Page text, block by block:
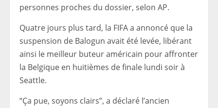
personnes proches du dossier, selon AP.
Quatre jours plus tard, la FIFA a annoncé que la
suspension de Balogun avait été levée, libérant
ainsi le meilleur buteur américain pour affronter
la Belgique en huitièmes de finale lundi soir à
Seattle.
“Ça pue, soyons clairs”, a déclaré l’ancien